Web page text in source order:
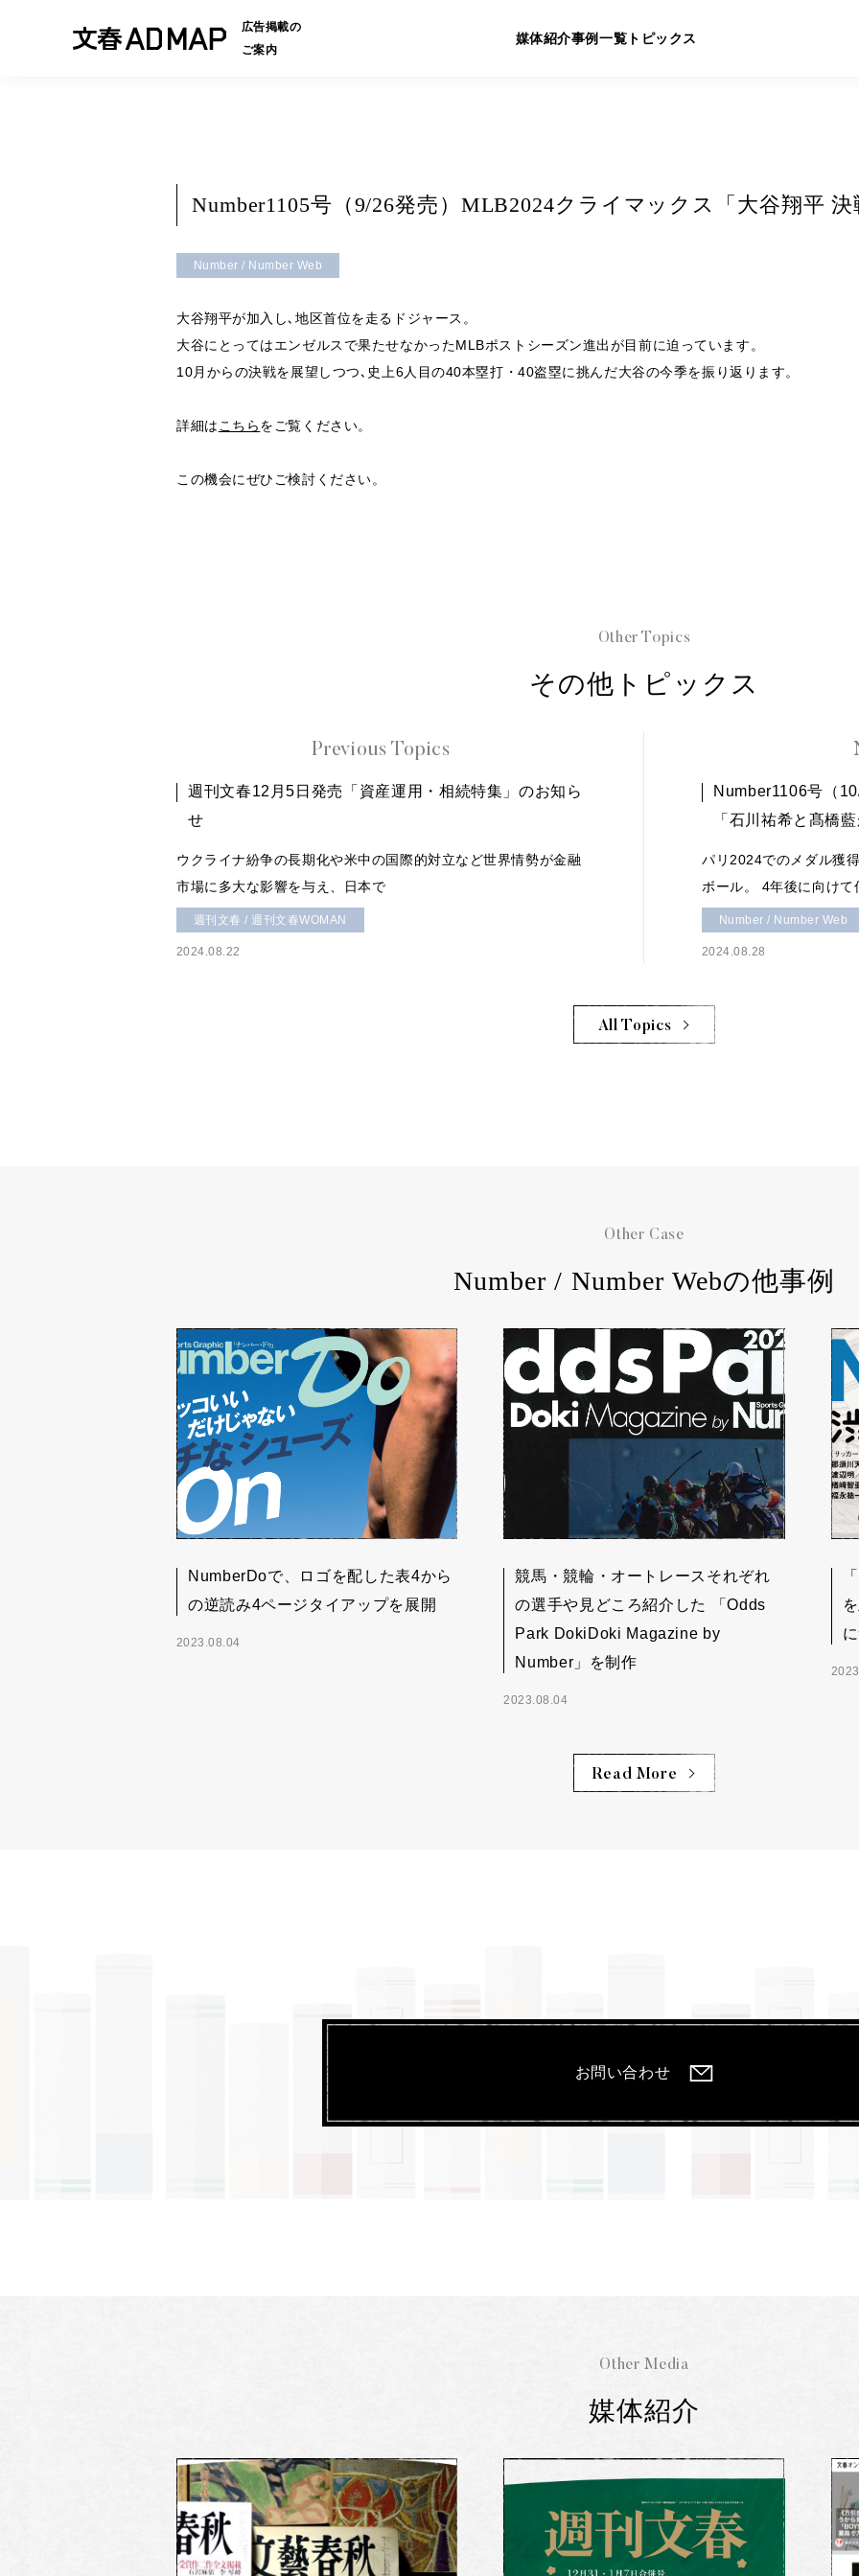
広告掲載の
ご案内
媒体紹介事例一覧 トピックス
Number1105号（9/26発売）MLB2024クライマックス「大谷翔平
Number / Number Web
大谷翔平が加入し､地区首位を走るドジャース。
大谷にとってはエンゼルスで果たせなかったMLBポストシーズン進出が目前に迫っています。
10月からの決戦を展望しつつ､史上6人目の40本塁打・40盗塁に挑んだ大谷の今季を振り返ります。
詳細は こちらをご覧ください。
この機会にぜひご検討ください。
Other Topics
その他トピックス
Previous Topics
週刊文春12月5日発売「資産運用・相続特集」のお知ら
せ
ウクライナ紛争の長期化や米中の国際的対立など世界情勢が金融
市場に多大な影響を与え、日本で
週刊文春 / 週刊文春WOMAN
2024.08.22
Number1106号（
「石川祐希と髙橋
パリ2024でのメダル獲
ボール。 4年後に向けて
Number / Number Web
2024.08.28
All Topics
Other Case
Number / Number Webの他事例
NumberDoで、ロゴを配した表4から
の逆読み4ページタイアップを展開
2023.08.04
競馬・競輪・オートレースそれぞれ
の選手や見どころ紹介した 「Odds
Park DokiDoki Magazine by
Number」を制作
2023.08.04
Read More
お問い合わせ
Other Media
媒体紹介